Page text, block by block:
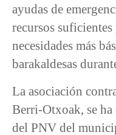
ayudas de
recursos
necesidades más
barakaldesas
La asociación
Berri-Otxoak, se ha
del PNV del